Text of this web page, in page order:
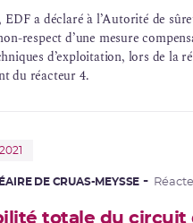
EDF a déclaré à l’Autorité de
respect d’une mesure
d’exploitation, lors de la
du réacteur 4.
DE CRUAS-MEYSSE
totale du circuit